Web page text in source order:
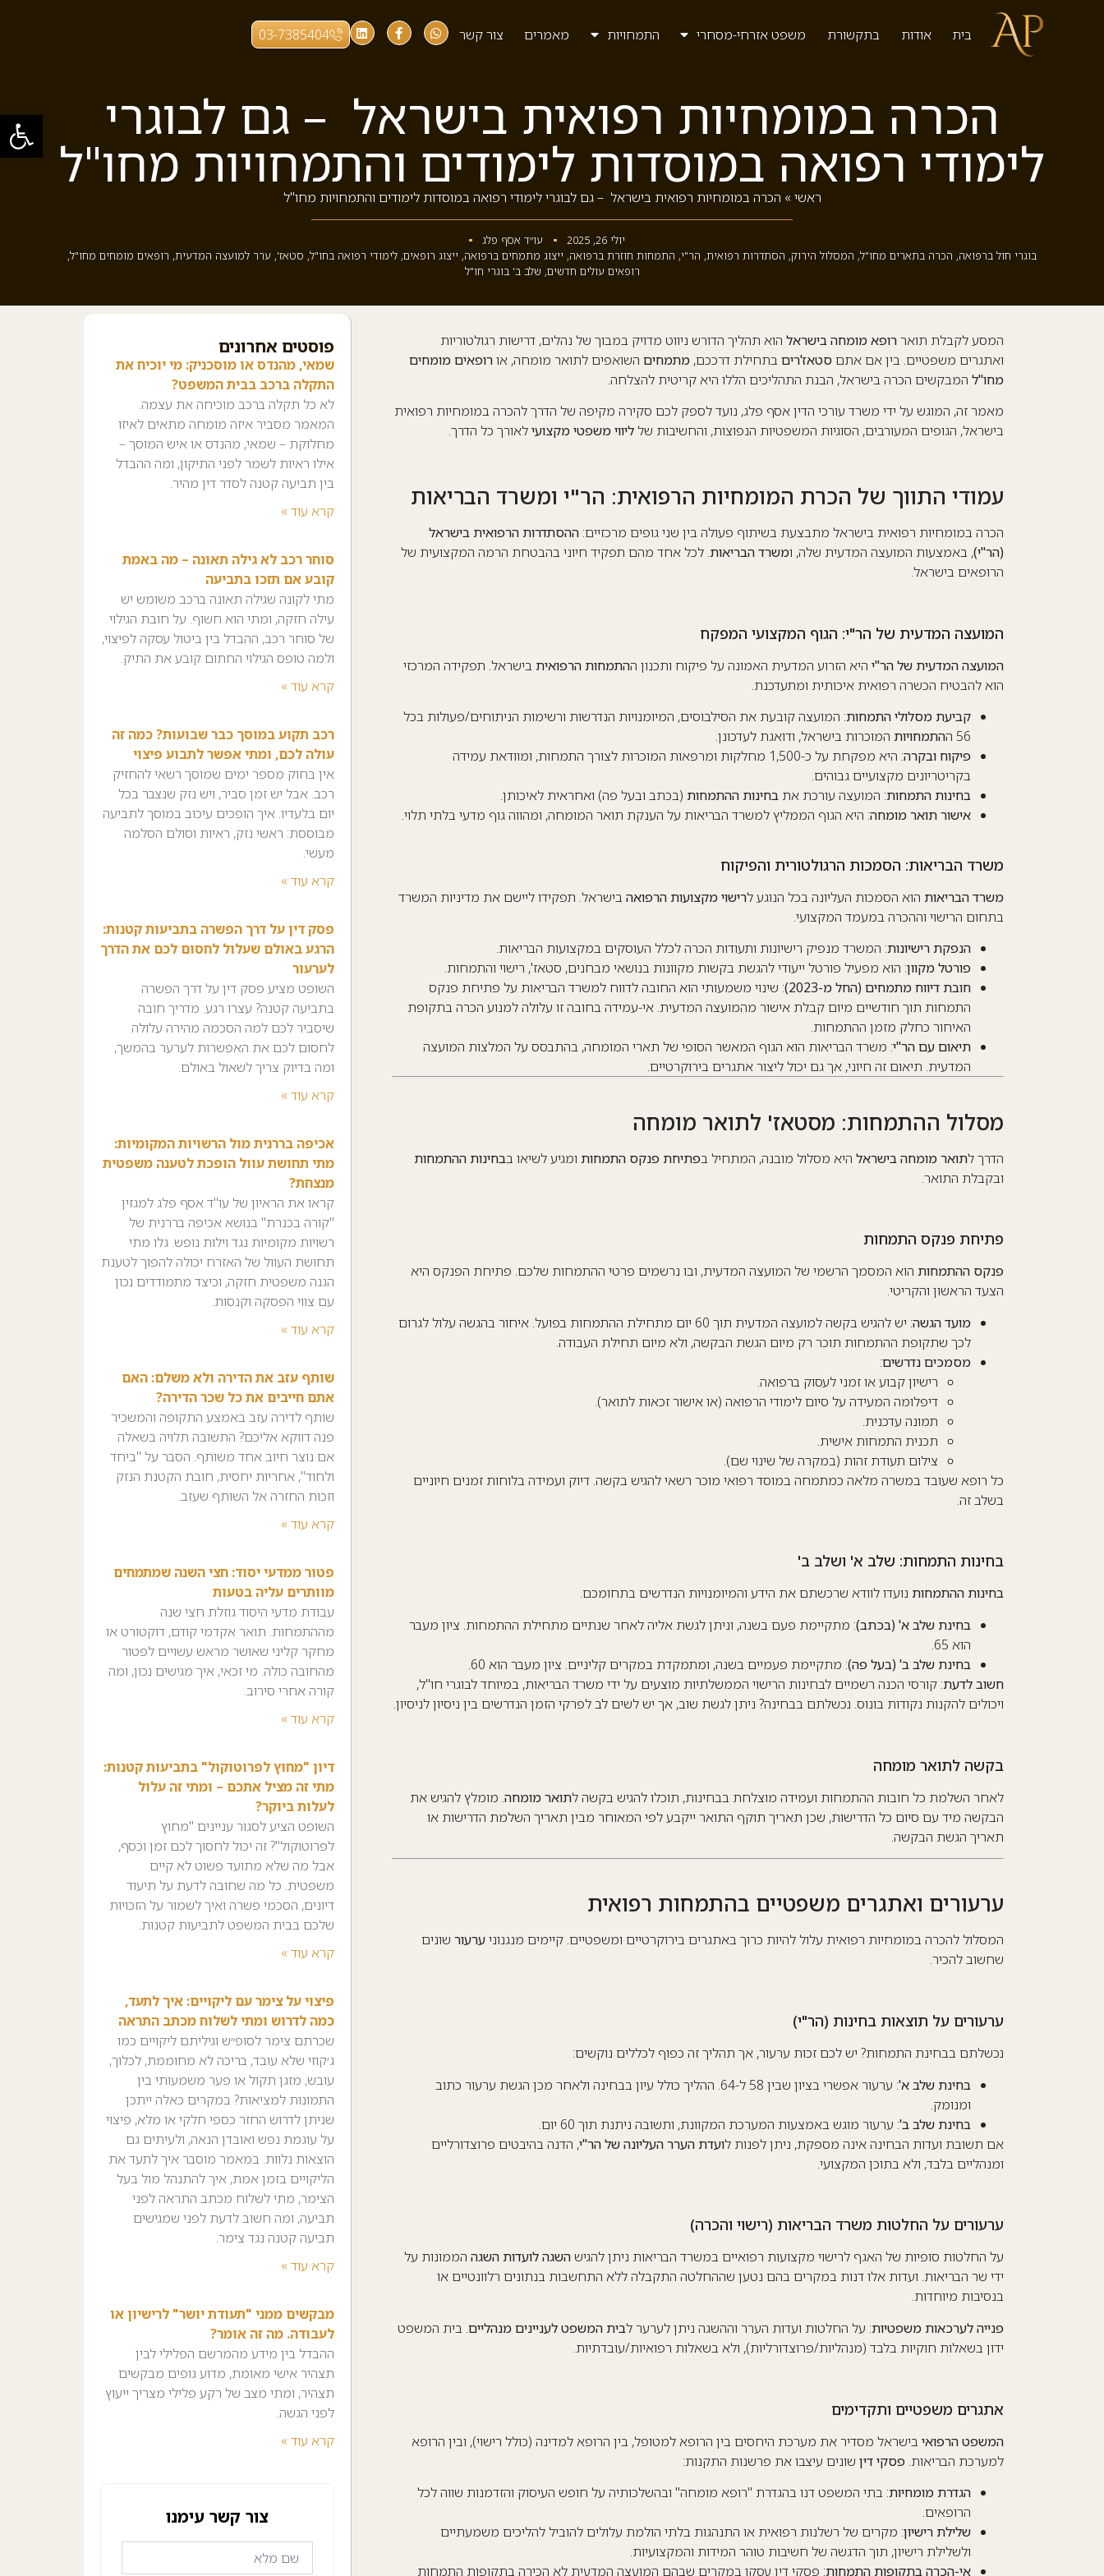
פתח
בית אודות בתקשורת משפט אזרחי-מסחרי התמחויות מאמרים צור קשר 03-7385404
הכרה במומחיות רפואית בישראל – גם לבוגרי
לימודי רפואה במוסדות לימודים והתמחויות מחו"ל
ראשי » הכרה במומחיות רפואית בישראל – גם לבוגרי לימודי רפואה במוסדות לימודים והתמחויות מחו"ל
יולי 26, 2025
עו״ד אסף פלג
בוגרי חול ברפואה, הכרה בתארים מחו"ל, המסלול הירוק, הסתדרות רפואית, הר"י, התמחות חוזרת ברפואה, ייצוג מתמחים ברפואה, ייצוג רופאים, לימודי רפואה בחו"ל, סטאז', ערר למועצה המדעית, רופאים מומחים מחו"ל,
רופאים עולים חדשים, שלב ב' בוגרי חו"ל
המסע לקבלת תואררופא מומחה בישראל הוא תהליך הדורש ניווט מדויק במבוך של נהלים, דרישות רגולטוריות
ואתגרים משפטיים. בין אם אתם סטאז'רים בתחילת דרככם, מתמחים השואפים לתואר מומחה, אורופאים מומחים
מחו"ל המבקשים הכרה בישראל, הבנת התהליכים הללו היא קריטית להצלחה.
מאמר זה, המוגש על ידי משרד עורכי הדין אסף פלג, נועד לספק לכם סקירה מקיפה של הדרך להכרה במומחיות רפואית
בישראל, הגופים המעורבים, הסוגיות המשפטיות הנפוצות, והחשיבות שלליווי משפטי מקצועילאורך כל הדרך.
עמודי התווך של הכרת המומחיות הרפואית: הר"י ומשרד הבריאות
הכרה במומחיות רפואית בישראל מתבצעת בשיתוף פעולה בין שני גופים מרכזיים: ההסתדרות הרפואית בישראל
(הר"י), באמצעות המועצה המדעית שלה, ומשרד הבריאות. לכל אחד מהם תפקיד חיוני בהבטחת הרמה המקצועית של
הרופאים בישראל.
המועצה המדעית של הר"י: הגוף המקצועי המפקח
המועצה המדעית של הר"י היא הזרוע המדעית האמונה על פיקוח ותכנון ההתמחות הרפואית בישראל. תפקידה המרכזי
הוא להבטיח הכשרה רפואית איכותית ומתעדכנת.
קביעת מסלולי התמחות: המועצה קובעת את הסילבוסים, המיומנויות הנדרשות ורשימות הניתוחים/פעולות בכל
56 ה
התמחויות המוכרות בישראל, ודואגת לעדכונן.
פיקוח ובקרה
: היא מפקחת על כ-1,500 מחלקות ומרפאות המוכרות לצורך התמחות, ומוודאת עמידה
בקריטריונים מקצועיים גבוהים.
בחינות התמחות: המועצה עורכת את בחינות ההתמחות (בכתב ובעל פה) ואחראית לאיכותן.
אישור תואר מומחה: היא הגוף הממליץ למשרד הבריאות על הענקת תואר המומחה, ומהווה גוף מדעי בלתי תלוי.
משרד הבריאות: הסמכות הרגולטורית והפיקוח
משרד הבריאות הוא הסמכות העליונה בכל הנוגע לרישוי מקצועות הרפואה בישראל. תפקידו ליישם את מדיניות המשרד
בתחום הרישוי וההכרה במעמד המקצועי.
הנפקת רישיונות: המשרד מנפיק רישיונות ותעודות הכרה לכלל העוסקים במקצועות הבריאות.
פורטל מקוון: הוא מפעיל פורטל ייעודי להגשת בקשות מקוונות בנושאי מבחנים, סטאז', רישוי והתמחות.
חובת דיווח מתמחים (החל מ-2023)
: שינוי משמעותי הוא החובה לדווח למשרד הבריאות על פתיחת פנקס
התמחות תוך חודשיים מיום קבלת אישור מהמועצה המדעית. אי-עמידה בחובה זו עלולה למנוע הכרה בתקופת
האיחור כחלק מזמן ההתמחות.
תיאום עם הר"י: משרד הבריאות הוא הגוף המאשר הסופי של תארי המומחה, בהתבסס על המלצות המועצה
המדעית. תיאום זה חיוני, אך גם יכול ליצור אתגרים בירוקרטיים.
מסלול ההתמחות: מסטאז' לתואר מומחה
הדרך לתואר מומחה בישראל היא מסלול מובנה, המתחיל בפתיחת פנקס התמחות ומגיע לשיאו בבחינות ההתמחות
ובקבלת התואר.
פתיחת פנקס התמחות
פנקס ההתמחות הוא המסמך הרשמי של המועצה המדעית, ובו נרשמים פרטי ההתמחות שלכם. פתיחת הפנקס היא
הצעד הראשון והקריטי.
מועד הגשה
: יש להגיש בקשה למועצה המדעית תוך 60 יום מתחילת ההתמחות בפועל. איחור בהגשה עלול לגרום
לכך שתקופת ההתמחות תוכר רק מיום הגשת הבקשה, ולא מיום תחילת העבודה.
מסמכים נדרשים:
רישיון קבוע או זמני לעסוק ברפואה.
דיפלומה המעידה על סיום לימודי הרפואה (או אישור זכאות לתואר).
תמונה עדכנית.
תכנית התמחות אישית.
צילום תעודת זהות (במקרה של שינוי שם).
כל רופא שעובד במשרה מלאה כמתמחה במוסד רפואי מוכר רשאי להגיש בקשה. דיוק ועמידה בלוחות זמנים חיוניים
בשלב זה.
בחינות התמחות: שלב א' ושלב ב'
בחינות ההתמחות נועדו לוודא שרכשתם את הידע והמיומנויות הנדרשים בתחומכם.
בחינת שלב א' (בכתב): מתקיימת פעם בשנה, וניתן לגשת אליה לאחר שנתיים מתחילת ההתמחות. ציון מעבר
הוא 65.
בחינת שלב ב' (בעל פה): מתקיימת פעמיים בשנה, ומתמקדת במקרים קליניים. ציון מעבר הוא 60.
חשוב לדעת: קורסי הכנה רשמיים לבחינות הרישוי הממשלתיות מוצעים על ידי משרד הבריאות, במיוחד לבוגרי חו"ל,
ויכולים להקנות נקודות בונוס. נכשלתם בבחינה? ניתן לגשת שוב, אך יש לשים לב לפרקי הזמן הנדרשים בין ניסיון לניסיון.
בקשה לתואר מומחה
לאחר השלמת כל חובות ההתמחות ועמידה מוצלחת בבחינות, תוכלו להגיש בקשה לתואר מומחה. מומלץ להגיש את
הבקשה מיד עם סיום כל הדרישות, שכן תאריך תוקף התואר ייקבע לפי המאוחר מבין תאריך השלמת הדרישות או
תאריך הגשת הבקשה.
ערעורים ואתגרים משפטיים בהתמחות רפואית
המסלול להכרה במומחיות רפואית עלול להיות כרוך באתגרים בירוקרטיים ומשפטיים. קיימים מנגנוניערעור שונים
שחשוב להכיר.
ערעורים על תוצאות בחינות (הר"י)
נכשלתם בבחינת התמחות? יש לכם זכות ערעור, אך תהליך זה כפוף לכללים נוקשים:
בחינת שלב א'
: ערעור אפשרי בציון שבין 58 ל-64. ההליך כולל עיון בבחינה ולאחר מכן הגשת ערעור כתוב
ומנומק.
בחינת שלב ב': ערעור מוגש באמצעות המערכת המקוונת, ותשובה ניתנת תוך 60 יום.
אם תשובת ועדות הבחינה אינה מספקת, ניתן לפנות לועדת הערר העליונה של הר"י, הדנה בהיבטים פרוצדורליים
ומנהליים בלבד, ולא בתוכן המקצועי.
ערעורים על החלטות משרד הבריאות (רישוי והכרה)
על החלטות סופיות של האגף לרישוי מקצועות רפואיים במשרד הבריאות ניתן להגישהשגה לועדות השגה הממונות על
ידי שר הבריאות. ועדות אלו דנות במקרים בהם נטען שההחלטה התקבלה ללא התחשבות בנתונים רלוונטיים או
בנסיבות מיוחדות.
פנייה לערכאות משפטיות: על החלטות ועדות הערר וההשגה ניתן לערער לבית המשפט לעניינים מנהליים. בית המשפט
ידון בשאלות חוקיות בלבד (מנהליות/פרוצדורליות), ולא בשאלות רפואיות/עובדתיות.
אתגרים משפטיים ותקדימים
המשפט הרפואי בישראל מסדיר את מערכת היחסים בין הרופא למטופל, בין הרופא למדינה (כולל רישוי), ובין הרופא
למערכת הבריאות. פסקי דין שונים עיצבו את פרשנות התקנות:
הגדרת מומחיות: בתי המשפט דנו בהגדרת "רופא מומחה" ובהשלכותיה על חופש העיסוק והזדמנות שווה לכל
הרופאים.
שלילת רישיון: מקרים של רשלנות רפואית או התנהגות בלתי הולמת עלולים להוביל להליכים משמעתיים
ולשלילת רישיון, תוך הדגשה של חשיבות טוהר המידות והמקצועיות.
אי-הכרה בתקופות התמחות: פסקי דין עסקו במקרים שבהם המועצה המדעית לא הכירה בתקופות התמחות
פוסטים אחרונים
שמאי, מהנדס או מוסכניק: מי יוכיח את
התקלה ברכב בבית המשפט?
לא כל תקלה ברכב מוכיחה את עצמה.
המאמר מסביר איזה מומחה מתאים לאיזו
מחלוקת – שמאי, מהנדס או איש המוסך –
אילו ראיות לשמר לפני התיקון, ומה ההבדל
בין תביעה קטנה לסדר דין מהיר.
קרא עוד »
סוחר רכב לא גילה תאונה – מה באמת
קובע אם תזכו בתביעה
מתי לקונה שגילה תאונה ברכב משומש יש
עילה חזקה, ומתי הוא חשוף. על חובת הגילוי
של סוחר רכב, ההבדל בין ביטול עסקה לפיצוי,
ולמה טופס הגילוי החתום קובע את התיק.
קרא עוד »
רכב תקוע במוסך כבר שבועות? כמה זה
עולה לכם, ומתי אפשר לתבוע פיצוי
אין בחוק מספר ימים שמוסך רשאי להחזיק
רכב. אבל יש זמן סביר, ויש נזק שנצבר בכל
יום בלעדיו. איך הופכים עיכוב במוסך לתביעה
מבוססת: ראשי נזק, ראיות וסולם הסלמה
מעשי.
קרא עוד »
פסק דין על דרך הפשרה בתביעות קטנות:
הרגע באולם שעלול לחסום לכם את הדרך
לערעור
השופט מציע פסק דין על דרך הפשרה
בתביעה קטנה? עצרו רגע. מדריך חובה
שיסביר לכם למה הסכמה מהירה עלולה
לחסום לכם את האפשרות לערער בהמשך,
ומה בדיוק צריך לשאול באולם.
קרא עוד »
אכיפה בררנית מול הרשויות המקומיות:
מתי תחושת עוול הופכת לטענה משפטית
מנצחת?
קראו את הראיון של עו"ד אסף פלג למגזין
"קורה בכנרת" בנושא אכיפה בררנית של
רשויות מקומיות נגד וילות נופש. גלו מתי
תחושת העוול של האזרח יכולה להפוך לטענת
הגנה משפטית חזקה, וכיצד מתמודדים נכון
עם צווי הפסקה וקנסות.
קרא עוד »
שותף עזב את הדירה ולא משלם: האם
אתם חייבים את כל שכר הדירה?
שותף לדירה עזב באמצע התקופה והמשכיר
פנה דווקא אליכם? התשובה תלויה בשאלה
אם נוצר חיוב אחד משותף. הסבר על "ביחד
ולחוד", אחריות יחסית, חובת הקטנת הנזק
וזכות החזרה אל השותף שעזב.
קרא עוד »
פטור ממדעי יסוד: חצי השנה שמתמחים
מוותרים עליה בטעות
עבודת מדעי היסוד גוזלת חצי שנה
מההתמחות. תואר אקדמי קודם, דוקטורט או
מחקר קליני שאושר מראש עשויים לפטור
מהחובה כולה. מי זכאי, איך מגישים נכון, ומה
קורה אחרי סירוב.
קרא עוד »
דיון "מחוץ לפרוטוקול" בתביעות קטנות:
מתי זה מציל אתכם – ומתי זה עלול
לעלות ביוקר?
השופט הציע לסגור עניינים "מחוץ
לפרוטוקול"? זה יכול לחסוך לכם זמן וכסף,
אבל מה שלא מתועד פשוט לא קיים
משפטית. כל מה שחובה לדעת על תיעוד
דיונים, הסכמי פשרה ואיך לשמור על הזכויות
שלכם בבית המשפט לתביעות קטנות.
קרא עוד »
פיצוי על צימר עם ליקויים: איך לתעד,
כמה לדרוש ומתי לשלוח מכתב התראה
שכרתם צימר לסופ״ש וגיליתם ליקויים כמו
ג׳קוזי שלא עובד, בריכה לא מחוממת, לכלוך,
עובש, מזגן תקול או פער משמעותי בין
התמונות למציאות? במקרים כאלה ייתכן
שניתן לדרוש החזר כספי חלקי או מלא, פיצוי
על עוגמת נפש ואובדן הנאה, ולעיתים גם
הוצאות נלוות. במאמר מוסבר איך לתעד את
הליקויים בזמן אמת, איך להתנהל מול בעל
הצימר, מתי לשלוח מכתב התראה לפני
תביעה, ומה חשוב לדעת לפני שמגישים
תביעה קטנה נגד צימר.
קרא עוד »
מבקשים ממני "תעודת יושר" לרישיון או
לעבודה. מה זה אומר?
ההבדל בין מידע מהמרשם הפלילי לבין
תצהיר אישי מאומת, מדוע גופים מבקשים
תצהיר, ומתי מצב של רקע פלילי מצריך ייעוץ
לפני הגשה.
קרא עוד »
צור קשר עימנו